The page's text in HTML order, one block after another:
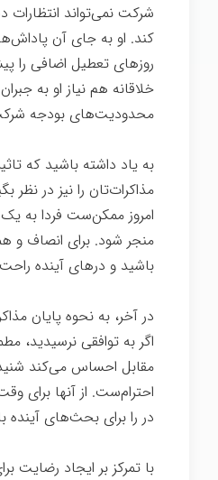
شرکت نمی‌تواند انتظارات
کند. او به جای آن
روزهای تعطیل اضافی را
خلاقانه هم نیاز او به
محدودیت‌های بودجه شرکت
به یاد داشته باشید که
مذاکرات‌تان را نیز در نظر
امروز ممکن‌ست فردا به
منجر شود. برای انصاف و
باشید و درهای آینده
در آخر، به نحوه پایان
اگر به توافقی نرسیدید،
مقابل احساس می‌کند
احترام‌ست. از آنها برای
در را برای بحث‌های آینده
با تمرکز بر ایجاد رضایت